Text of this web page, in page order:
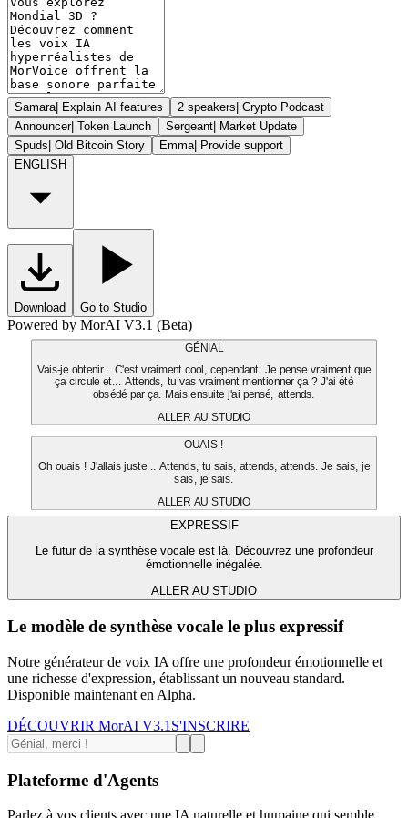
Samara| Explain AI features 2 speakers| Crypto Podcast
Announcer| Token Launch Sergeant| Market Update
Spuds| Old Bitcoin Story Emma| Provide support
ENGLISH
Download Go to Studio
Powered by MorAI V3.1 (Beta)
GÉNIAL
Vais-je obtenir... C'est vraiment cool, cependant. Je pense vraiment que
ça circule et... Attends, tu vas vraiment mentionner ça ? J'ai été
obsédé par ça. Mais ensuite j'ai pensé, attends.
ALLER AU STUDIO
OUAIS !
Oh ouais ! J'allais juste... Attends, tu sais, attends, attends. Je sais, je
sais, je sais.
ALLER AU STUDIO
EXPRESSIF
Le futur de la synthèse vocale est là. Découvrez une profondeur
émotionnelle inégalée.
ALLER AU STUDIO
Le modèle de synthèse vocale le plus expressif
Notre générateur de voix IA offre une profondeur émotionnelle et
une richesse d'expression, établissant un nouveau standard.
Disponible maintenant en Alpha.
DÉCOUVRIR MorAI V3.1 S'INSCRIRE
Plateforme d'Agents